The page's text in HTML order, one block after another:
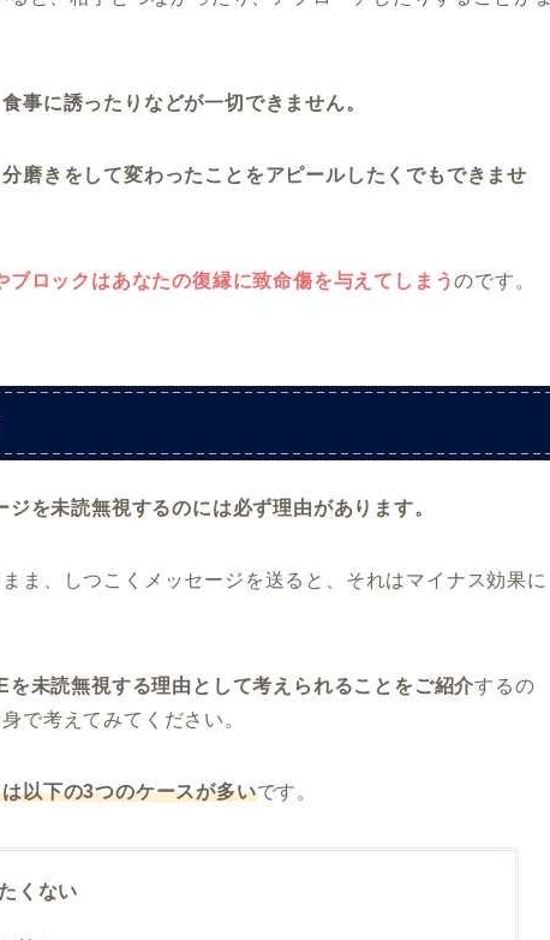
事に誘ったりなどが一切できません。
磨きをして変わったことをアピールしたくでもできませ
ブロックはあなたの復縁に致命傷を与えてしまうのです。
ジを未読無視するのには必ず理由があります。
ま、しつこくメッセージを送ると、それはマイナス効果に
を未読無視する理由として考えられることをご紹介するの
で考えてみてください。
以下の3つのケースが多いです。
くない